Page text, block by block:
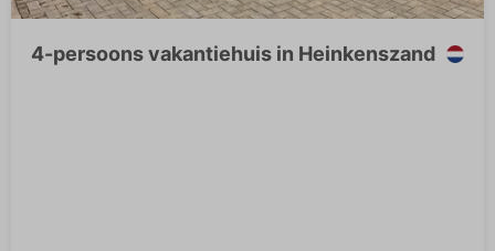
4-persoons vakantiehuis in Heinkenszand